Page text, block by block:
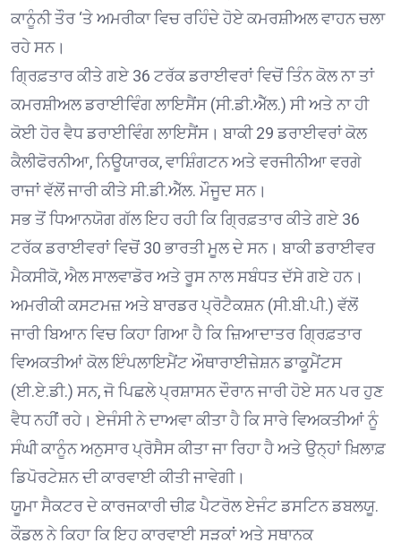
ਕਾਨੂੰਨੀ ਤੌਰ ‘ਤੇ ਅਮਰੀਕਾ ਵਿਚ ਰਹਿੰਦੇ ਹੋਏ ਕਮਰਸ਼ੀਅਲ ਵਾਹਨ ਚਲਾ
ਰਹੇ ਸਨ।
ਗ੍ਰਿਫ਼ਤਾਰ ਕੀਤੇ ਗਏ 36 ਟਰੱਕ ਡਰਾਈਵਰਾਂ ਵਿਚੋਂ ਤਿੰਨ ਕੋਲ ਨਾ ਤਾਂ
ਕਮਰਸ਼ੀਅਲ ਡਰਾਈਵਿੰਗ ਲਾਇਸੈਂਸ (ਸੀ.ਡੀ.ਐੱਲ.) ਸੀ ਅਤੇ ਨਾ ਹੀ
ਕੋਈ ਹੋਰ ਵੈਧ ਡਰਾਈਵਿੰਗ ਲਾਇਸੈਂਸ। ਬਾਕੀ 29 ਡਰਾਈਵਰਾਂ ਕੋਲ
ਕੈਲੀਫੋਰਨੀਆ, ਨਿਊਯਾਰਕ, ਵਾਸ਼ਿੰਗਟਨ ਅਤੇ ਵਰਜੀਨੀਆ ਵਰਗੇ
ਰਾਜਾਂ ਵੱਲੋਂ ਜਾਰੀ ਕੀਤੇ ਸੀ.ਡੀ.ਐੱਲ. ਮੌਜੂਦ ਸਨ।
ਸਭ ਤੋਂ ਧਿਆਨਯੋਗ ਗੱਲ ਇਹ ਰਹੀ ਕਿ ਗ੍ਰਿਫ਼ਤਾਰ ਕੀਤੇ ਗਏ 36
ਟਰੱਕ ਡਰਾਈਵਰਾਂ ਵਿਚੋਂ 30 ਭਾਰਤੀ ਮੂਲ ਦੇ ਸਨ। ਬਾਕੀ ਡਰਾਈਵਰ
ਮੈਕਸੀਕੋ, ਐਲ ਸਾਲਵਾਡੋਰ ਅਤੇ ਰੂਸ ਨਾਲ ਸਬੰਧਤ ਦੱਸੇ ਗਏ ਹਨ।
ਅਮਰੀਕੀ ਕਸਟਮਜ਼ ਅਤੇ ਬਾਰਡਰ ਪ੍ਰੋਟੈਕਸ਼ਨ (ਸੀ.ਬੀ.ਪੀ.) ਵੱਲੋਂ
ਜਾਰੀ ਬਿਆਨ ਵਿਚ ਕਿਹਾ ਗਿਆ ਹੈ ਕਿ ਜ਼ਿਆਦਾਤਰ ਗ੍ਰਿਫ਼ਤਾਰ
ਵਿਅਕਤੀਆਂ ਕੋਲ ਇੰਪਲਾਇਮੈਂਟ ਔਥਾਰਾਈਜ਼ੇਸ਼ਨ ਡਾਕੂਮੈਂਟਸ
(ਈ.ਏ.ਡੀ.) ਸਨ, ਜੋ ਪਿਛਲੇ ਪ੍ਰਸ਼ਾਸਨ ਦੌਰਾਨ ਜਾਰੀ ਹੋਏ ਸਨ ਪਰ ਹੁਣ
ਵੈਧ ਨਹੀਂ ਰਹੇ। ਏਜੰਸੀ ਨੇ ਦਾਅਵਾ ਕੀਤਾ ਹੈ ਕਿ ਸਾਰੇ ਵਿਅਕਤੀਆਂ ਨੂੰ
ਸੰਘੀ ਕਾਨੂੰਨ ਅਨੁਸਾਰ ਪ੍ਰੋਸੈਸ ਕੀਤਾ ਜਾ ਰਿਹਾ ਹੈ ਅਤੇ ਉਨ੍ਹਾਂ ਖ਼ਿਲਾਫ਼
ਡਿਪੋਰਟੇਸ਼ਨ ਦੀ ਕਾਰਵਾਈ ਕੀਤੀ ਜਾਵੇਗੀ।
ਯੂਮਾ ਸੈਕਟਰ ਦੇ ਕਾਰਜਕਾਰੀ ਚੀਫ਼ ਪੈਟਰੋਲ ਏਜੰਟ ਡਸਟਿਨ ਡਬਲਯੂ.
ਕੌਡਲ ਨੇ ਕਿਹਾ ਕਿ ਇਹ ਕਾਰਵਾਈ ਸੜਕਾਂ ਅਤੇ ਸਥਾਨਕ